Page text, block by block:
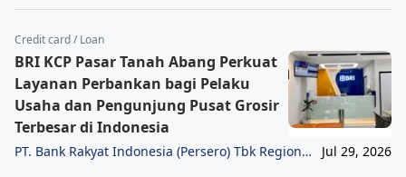
Credit card / Loan
BRI KCP Pasar Tanah Abang Perkuat
Layanan Perbankan bagi Pelaku
Usaha dan Pengunjung Pusat Grosir
Terbesar di Indonesia
PT. Bank Rakyat Indonesia (Persero) Tbk Region
Jul 29, 2026